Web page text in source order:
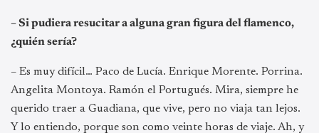
– Si pudiera resucitar a alguna gran figura del flamenco,
¿quién sería?
– Es muy difícil… Paco de Lucía. Enrique Morente. Porrina.
Angelita Montoya. Ramón el Portugués. Mira, siempre he
querido traer a Guadiana, que vive, pero no viaja tan lejos.
Y lo entiendo, porque son como veinte horas de viaje. Ah, y